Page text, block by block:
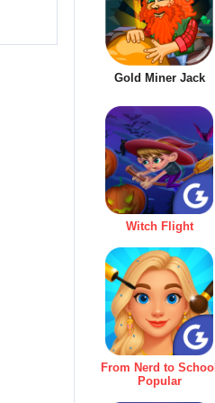
Gold Miner Jack
Witch Flight
From Nerd to School
Popular